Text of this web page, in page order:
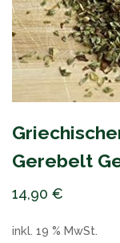
Gerebelt
14,90 €
inkl. 19 % MwSt.